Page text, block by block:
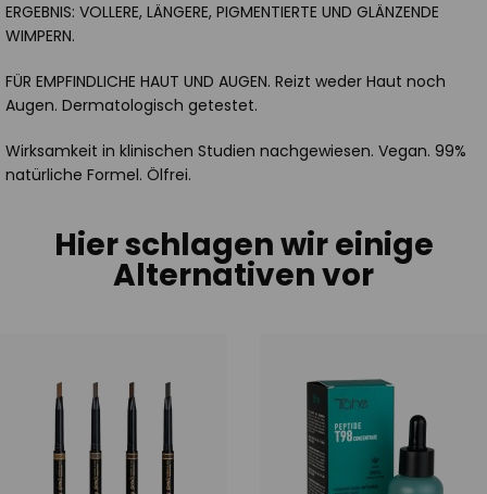
ERGEBNIS: VOLLERE, LÄNGERE, PIGMENTIERTE UND GLÄNZENDE
WIMPERN.
FÜR EMPFINDLICHE HAUT UND AUGEN. Reizt weder Haut noch
Augen. Dermatologisch getestet.
Wirksamkeit in klinischen Studien nachgewiesen. Vegan. 99%
natürliche Formel. Ölfrei.
Hier schlagen wir einige
Alternativen vor